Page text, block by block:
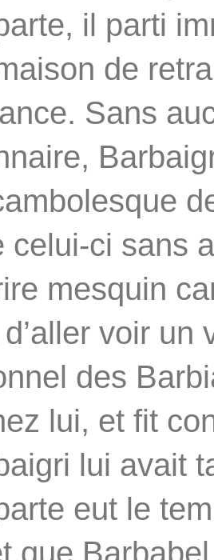
il parti
de
Sans
celui-ci sans
mesquin
voir
des
lui, et fit
lui avait
eut le
que